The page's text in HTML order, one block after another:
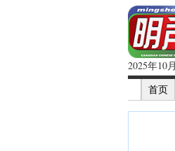
2025年10
首页